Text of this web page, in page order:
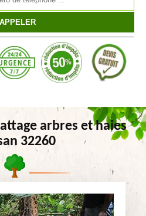
arbres et haies
32260